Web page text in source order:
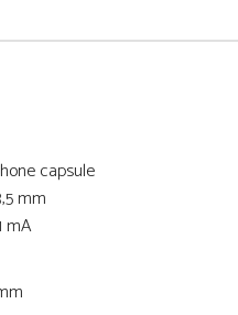
capsule
mm
mA